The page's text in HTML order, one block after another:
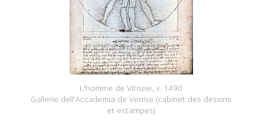
L'homme de Vitruve, v. 1490
Gallerie dell'Accademia de Venise (cabinet des dessins
et estampes)